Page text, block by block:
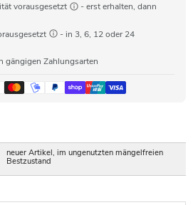
vorausgesetzt
- erst erhalten, dann
- in 3, 6, 12 oder 24
gängigen Zahlungsarten
neuer Artikel, im ungenutzten mängelfreien
Bestzustand